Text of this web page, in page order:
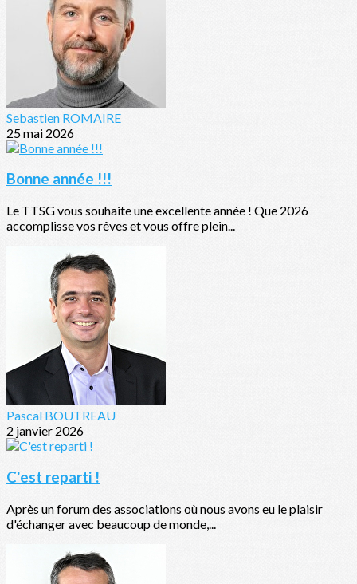
Sebastien ROMAIRE
25 mai 2026
Bonne année !!!
Le TTSG vous souhaite une excellente année ! Que 2026
accomplisse vos rêves et vous offre plein...
Pascal BOUTREAU
2 janvier 2026
C'est reparti !
Après un forum des associations où nous avons eu le plaisir
d'échanger avec beaucoup de monde,...